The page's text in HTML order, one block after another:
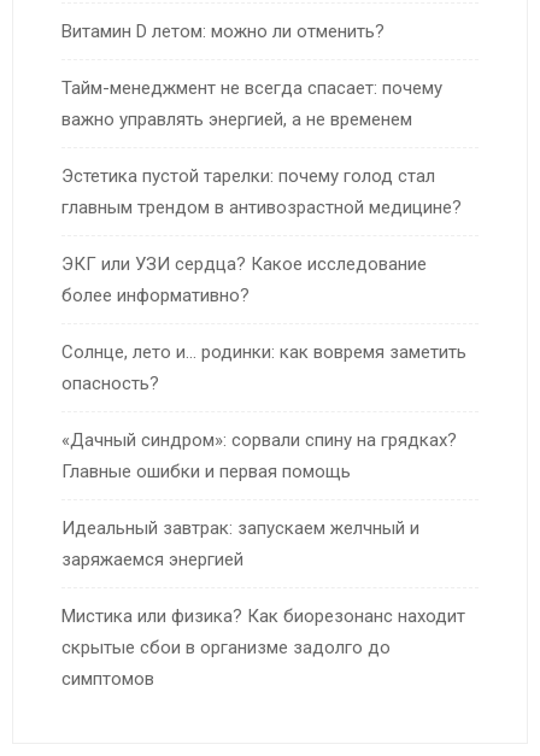
Витамин D летом: можно ли отменить?
Тайм-менеджмент не всегда спасает: почему
важно управлять энергией, а не временем
Эстетика пустой тарелки: почему голод стал
главным трендом в антивозрастной медицине?
ЭКГ или УЗИ сердца? Какое исследование
более информативно?
Солнце, лето и… родинки: как вовремя заметить
опасность?
«Дачный синдром»: сорвали спину на грядках?
Главные ошибки и первая помощь
Идеальный завтрак: запускаем желчный и
заряжаемся энергией
Мистика или физика? Как биорезонанс находит
скрытые сбои в организме задолго до
симптомов